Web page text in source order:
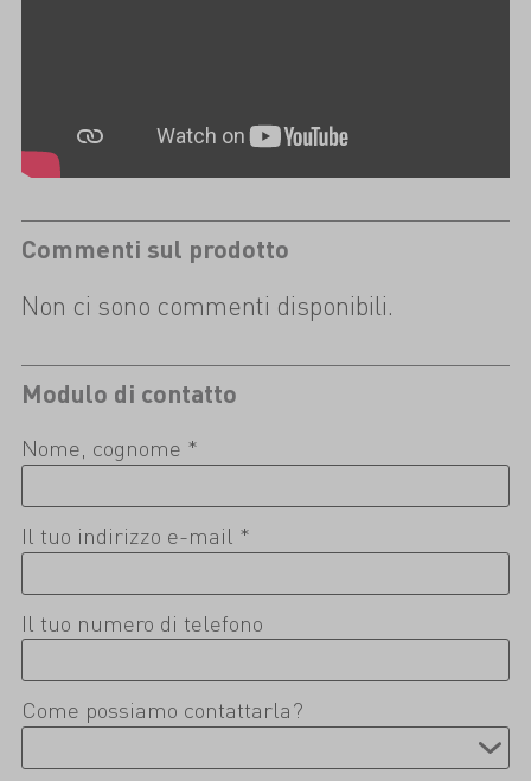
Commenti sul prodotto
Non ci sono commenti disponibili.
Modulo di contatto
Nome, cognome *
Il tuo indirizzo e-mail *
Il tuo numero di telefono
Come possiamo contattarla?